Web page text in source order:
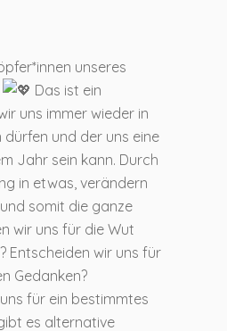
unseres
Das ist ein
uns immer wieder in
dürfen und der uns eine
Jahr sein kann. Durch
in etwas, verändern
somit die ganze
wir uns für die Wut
Entscheiden wir uns für
Gedanken?
für ein bestimmtes
es alternative